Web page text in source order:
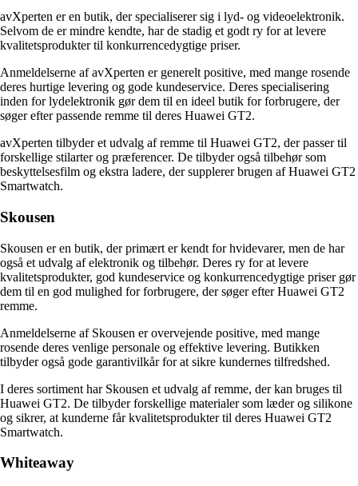
avXperten er en butik, der specialiserer sig i lyd- og videoelektronik.
Selvom de er mindre kendte, har de stadig et godt ry for at levere
kvalitetsprodukter til konkurrencedygtige priser.
Anmeldelserne af avXperten er generelt positive, med mange rosende
deres hurtige levering og gode kundeservice. Deres specialisering
inden for lydelektronik gør dem til en ideel butik for forbrugere, der
søger efter passende remme til deres Huawei GT2.
avXperten tilbyder et udvalg af remme til Huawei GT2, der passer til
forskellige stilarter og præferencer. De tilbyder også tilbehør som
beskyttelsesfilm og ekstra ladere, der supplerer brugen af Huawei GT2
Smartwatch.
Skousen
Skousen er en butik, der primært er kendt for hvidevarer, men de har
også et udvalg af elektronik og tilbehør. Deres ry for at levere
kvalitetsprodukter, god kundeservice og konkurrencedygtige priser gør
dem til en god mulighed for forbrugere, der søger efter Huawei GT2
remme.
Anmeldelserne af Skousen er overvejende positive, med mange
rosende deres venlige personale og effektive levering. Butikken
tilbyder også gode garantivilkår for at sikre kundernes tilfredshed.
I deres sortiment har Skousen et udvalg af remme, der kan bruges til
Huawei GT2. De tilbyder forskellige materialer som læder og silikone
og sikrer, at kunderne får kvalitetsprodukter til deres Huawei GT2
Smartwatch.
Whiteaway